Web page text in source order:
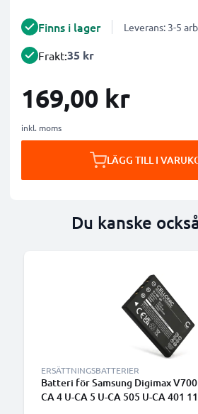
Finns i lager Leverans: 3-5
Frakt:35 kr
169,00 kr
inkl. moms
LÄGG TILL I
Du kanske
ERSÄTTNINGSBATTERIER
Batteri för Samsung Digimax
CA 4 U-CA 5 U-CA 505 U-CA 401